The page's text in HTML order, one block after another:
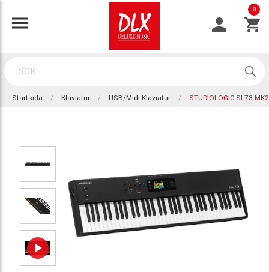
0
Startsida Klaviatur USB/Midi Klaviatur STUDIOLOGIC SL73 MK2